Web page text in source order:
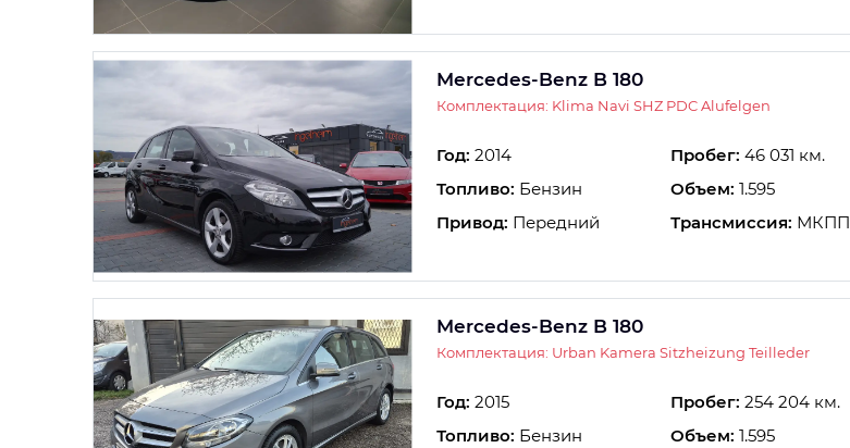
Mercedes-Benz B 180
Комплектация: Klima Navi SHZ PDC Alufelgen
Год: 2014 Пробег: 46 031 км.
Топливо: Бензин Объем: 1.595
Привод: Передний Трансмиссия: МКПП
Mercedes-Benz B 180
Комплектация: Urban Kamera Sitzheizung Teilleder
Год: 2015 Пробег: 254 204 км.
Топливо: Бензин Объем: 1.595